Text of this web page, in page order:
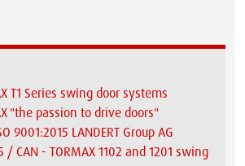
T1 Series swing door systems
"the passion to drive doors"
9001:2015 LANDERT Group AG
/ CAN - TORMAX 1102 and 1201 swing